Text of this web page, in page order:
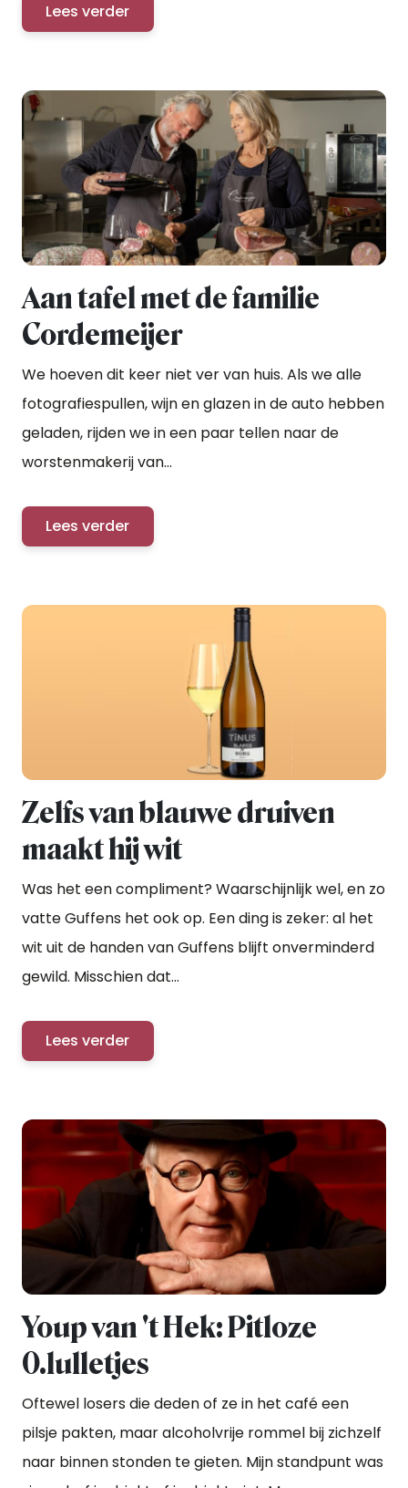
Lees verder
Aan tafel met de familie
Cordemeijer
We hoeven dit keer niet ver van huis. Als we alle
fotografiespullen, wijn en glazen in de auto hebben
geladen, rijden we in een paar tellen naar de
worstenmakerij van...
Lees verder
Zelfs van blauwe druiven
maakt hij wit
Was het een compliment? Waarschijnlijk wel, en zo
vatte Guffens het ook op. Een ding is zeker: al het
wit uit de handen van Guffens blijft onverminderd
gewild. Misschien dat...
Lees verder
Youp van 't Hek: Pitloze
0.lulletjes
Oftewel losers die deden of ze in het café een
pilsje pakten, maar alcoholvrije rommel bij zichzelf
naar binnen stonden te gieten. Mijn standpunt was